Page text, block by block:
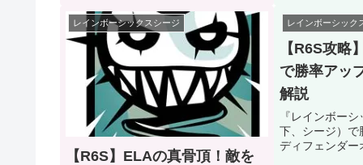
のスペシャリストです。 このブログで
は、VIGILの性能や...
のガジェット
ンカメラ）」
レインボーシックスシージ
【R6S】ELAの真骨頂！敵を
レインボーシック
【R6S攻略
で勝率アッ
解説
『レインボー
下、シージ）で
ディフェンダー